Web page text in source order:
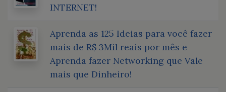
INTERNET!
Aprenda as 125 Ideias para você fazer
mais de R$ 3Mil reais por mês e
Aprenda fazer Networking que Vale
mais que Dinheiro!